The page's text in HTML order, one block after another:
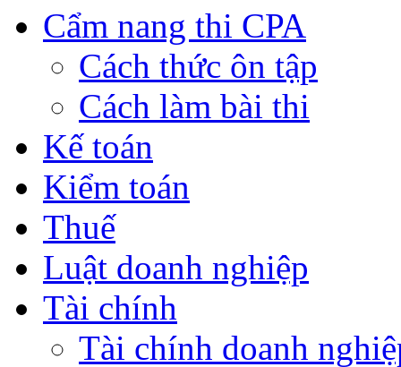
Cẩm nang thi CPA
Cách thức ôn tập
Cách làm bài thi
Kế toán
Kiểm toán
Thuế
Luật doanh nghiệp
Tài chính
Tài chính doanh